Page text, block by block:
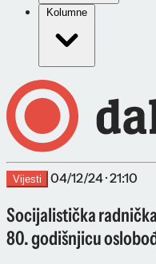
Kolumne
Vijesti 04/12/24 · 21:10
Socijalistička
80. godišnjicu